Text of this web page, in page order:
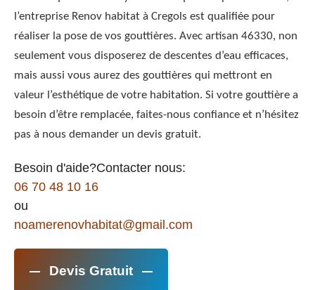
l’entreprise Renov habitat à Cregols est qualifiée pour
réaliser la pose de vos gouttières. Avec artisan 46330, non
seulement vous disposerez de descentes d’eau efficaces,
mais aussi vous aurez des gouttières qui mettront en
valeur l’esthétique de votre habitation. Si votre gouttière a
besoin d’être remplacée, faites-nous confiance et n’hésitez
pas à nous demander un devis gratuit.
Besoin d'aide?Contacter nous:
06 70 48 10 16
ou
noamerenovhabitat@gmail.com
Devis Gratuit